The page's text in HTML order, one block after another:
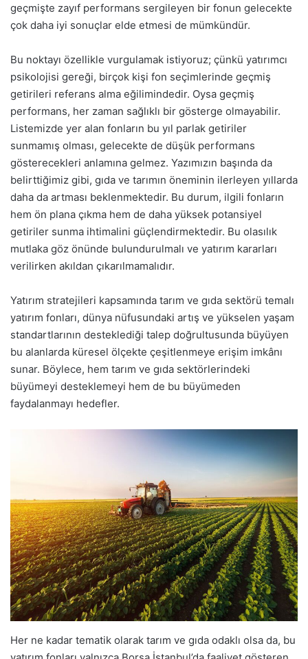
geçmişte zayıf performans sergileyen bir fonun gelecekte
çok daha iyi sonuçlar elde etmesi de mümkündür.
Bu noktayı özellikle vurgulamak istiyoruz; çünkü yatırımcı
psikolojisi gereği, birçok kişi fon seçimlerinde geçmiş
getirileri referans alma eğilimindedir. Oysa geçmiş
performans, her zaman sağlıklı bir gösterge olmayabilir.
Listemizde yer alan fonların bu yıl parlak getiriler
sunmamış olması, gelecekte de düşük performans
gösterecekleri anlamına gelmez. Yazımızın başında da
belirttiğimiz gibi, gıda ve tarımın öneminin ilerleyen yıllarda
daha da artması beklenmektedir. Bu durum, ilgili fonların
hem ön plana çıkma hem de daha yüksek potansiyel
getiriler sunma ihtimalini güçlendirmektedir. Bu olasılık
mutlaka göz önünde bulundurulmalı ve yatırım kararları
verilirken akıldan çıkarılmamalıdır.
Yatırım stratejileri kapsamında tarım ve gıda sektörü temalı
yatırım fonları, dünya nüfusundaki artış ve yükselen yaşam
standartlarının desteklediği talep doğrultusunda büyüyen
bu alanlarda küresel ölçekte çeşitlenmeye erişim imkânı
sunar. Böylece, hem tarım ve gıda sektörlerindeki
büyümeyi desteklemeyi hem de bu büyümeden
faydalanmayı hedefler.
Her ne kadar tematik olarak tarım ve gıda odaklı olsa da, bu